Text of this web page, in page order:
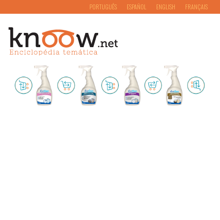
PORTUGUÊS ESPAÑOL ENGLISH FRANÇAIS